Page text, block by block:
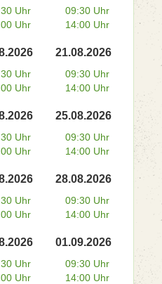
Uhr
Uhr
09:30 Uhr
14:00 Uhr
Uhr
Uhr
21.08.2026
09:30 Uhr
14:00 Uhr
Uhr
Uhr
25.08.2026
09:30 Uhr
14:00 Uhr
Uhr
Uhr
28.08.2026
09:30 Uhr
14:00 Uhr
Uhr
Uhr
01.09.2026
09:30 Uhr
14:00 Uhr